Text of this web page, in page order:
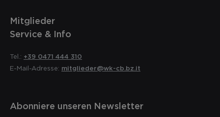
Mitglieder
Service & Info
Tel.: +39 0471 444 310
E-Mail-Adresse: mitglieder@wk-cb.bz.it
Abonniere unseren Newsletter